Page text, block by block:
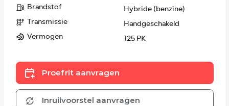
Brandstof
Hybride (benzine)
Transmissie
Handgeschakeld
Vermogen
125 PK
Proefrit aanvragen
Inruilvoorstel aanvragen